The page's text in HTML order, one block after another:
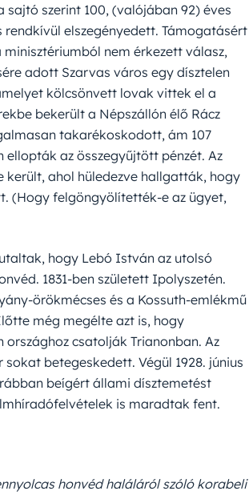
sajtó szerint 100, (valójában 92) éves
elszegényedett. Támogatásért
minisztériumból nem érkezett válasz,
adott Szarvas város egy dísztelen
kölcsönvett lovak vittek el a
bekerült a Népszállón élő Rácz
takarékoskodott, ám 107
ellopták az összegyűjtött pénzét. Az
került, ahol hüledezve hallgatták, hogy
(Hogy felgöngyölítették-e az ügyet,
hogy Lebó István az utolsó
1831-ben született Ipolyszetén.
örökmécses és a Kossuth-emlékmű
még megélte azt is, hogy
országhoz csatolják Trianonban. Az
betegeskedett. Végül 1928. június
beígért állami dísztemetést
is maradtak fent.
honvéd haláláról szóló korabeli